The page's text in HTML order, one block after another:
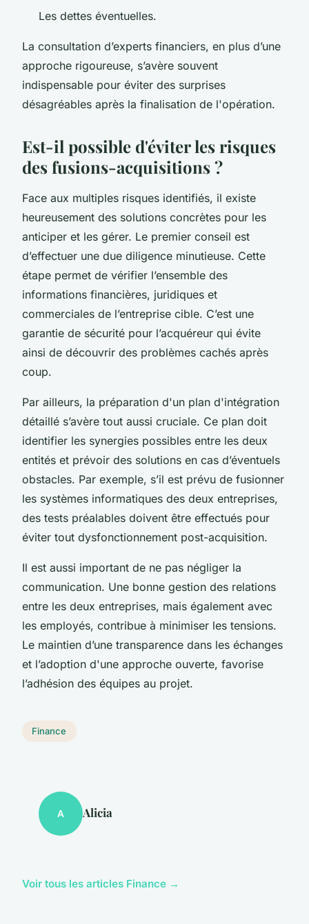
Les dettes éventuelles.
La consultation d’experts financiers, en plus d’une
approche rigoureuse, s’avère souvent
indispensable pour éviter des surprises
désagréables après la finalisation de l'opération.
Est-il possible d'éviter les risques
des fusions-acquisitions ?
Face aux multiples risques identifiés, il existe
heureusement des solutions concrètes pour les
anticiper et les gérer. Le premier conseil est
d’effectuer une due diligence minutieuse. Cette
étape permet de vérifier l’ensemble des
informations financières, juridiques et
commerciales de l’entreprise cible. C’est une
garantie de sécurité pour l’acquéreur qui évite
ainsi de découvrir des problèmes cachés après
coup.
Par ailleurs, la préparation d'un plan d'intégration
détaillé s’avère tout aussi cruciale. Ce plan doit
identifier les synergies possibles entre les deux
entités et prévoir des solutions en cas d’éventuels
obstacles. Par exemple, s’il est prévu de fusionner
les systèmes informatiques des deux entreprises,
des tests préalables doivent être effectués pour
éviter tout dysfonctionnement post-acquisition.
Il est aussi important de ne pas négliger la
communication. Une bonne gestion des relations
entre les deux entreprises, mais également avec
les employés, contribue à minimiser les tensions.
Le maintien d’une transparence dans les échanges
et l’adoption d'une approche ouverte, favorise
l’adhésion des équipes au projet.
Finance
A Alicia
Voir tous les articles Finance →